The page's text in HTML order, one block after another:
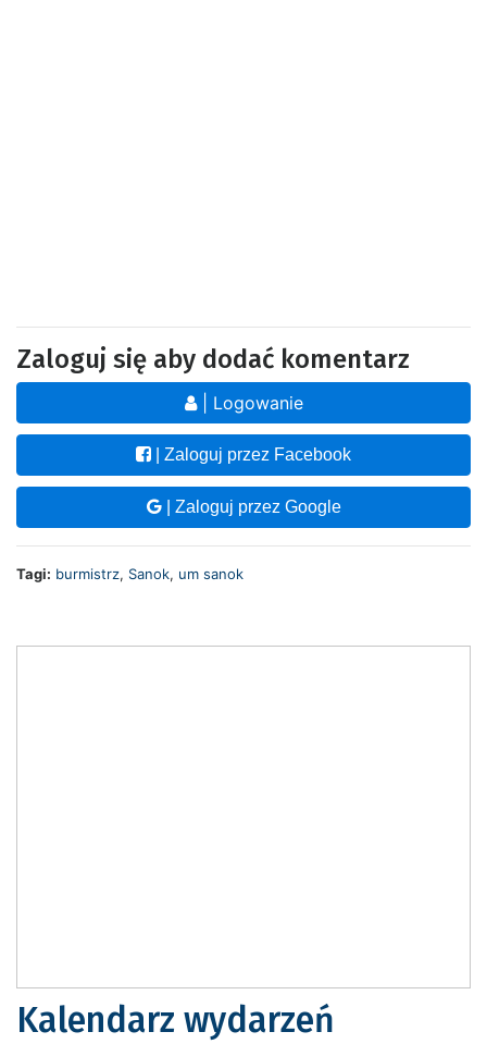
Zaloguj się aby dodać komentarz
| Logowanie
| Zaloguj przez Facebook
| Zaloguj przez Google
Tagi: burmistrz, Sanok, um sanok
Kalendarz wydarzeń